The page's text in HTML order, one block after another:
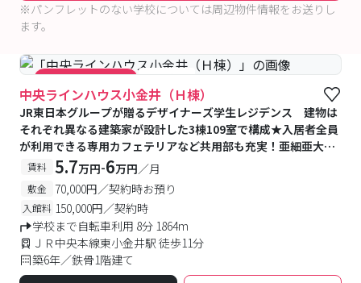
※パンフレットのない学校については周辺物件情報をお送りし
ます。
#キャンペーン実施中 #食事付き
中央ラインハウス小金井（Ｈ棟）
JR東日本グループが贈るデザイナーズ学生レジデンス 建物は
それぞれ異なる建築家が設計した3棟109室で構成★入居者全員
が利用できる専用カフェテリアなど共用部も充実！亜細亜大学
提携寮
賃料 5.7万円-6万円／月
敷金 70,000円／契約時お預り
入館料 150,000円／契約時
学校まで自転車利用 8分 1864m
ＪＲ中央本線東小金井駅 徒歩11分
築6年／鉄骨1階建て